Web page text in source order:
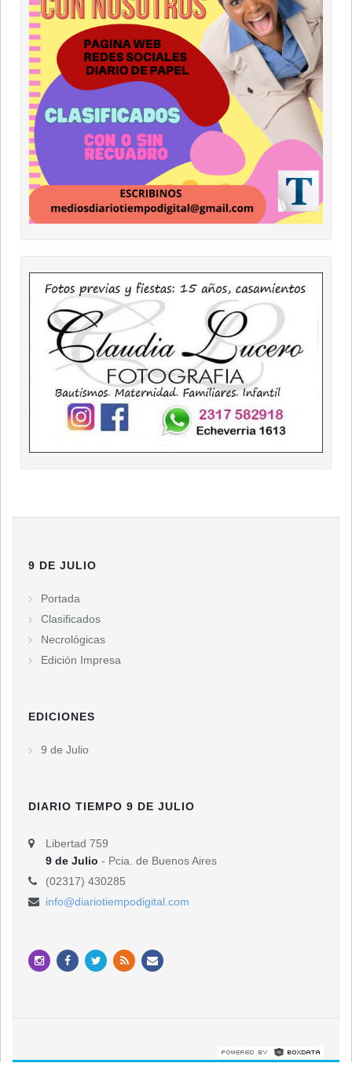
9 DE JULIO
Portada
Clasificados
Necrológicas
Edición Impresa
EDICIONES
9 de Julio
DIARIO TIEMPO 9 DE JULIO
Libertad 759
9 de Julio - Pcia. de Buenos Aires
(02317) 430285
info@diariotiempodigital.com